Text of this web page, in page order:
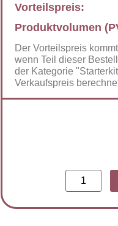
Vorteilspreis:
Produktvolumen
Der Vorteilspreis
wenn Teil dieser
der Kategorie
Verkaufspreis